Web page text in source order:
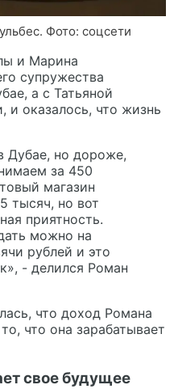
Фото: соцсети
и Марина
супружества
а с Татьяной
и оказалось, что жизнь
Дубае, но дороже,
за 450
магазин
тысяч, но вот
приятность.
можно на
рублей и это
- делился Роман
что доход Романа
что она зарабатывает
свое будущее